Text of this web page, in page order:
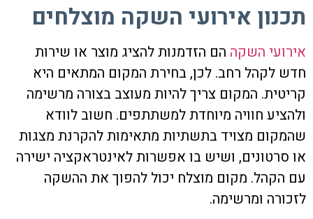
תכנון אירועי השקה מוצלחים
אירועי השקה הם הזדמנות להציג מוצר או שירות
חדש לקהל רחב. לכן, בחירת המקום המתאים היא
קריטית. המקום צריך להיות מעוצב בצורה מרשימה
ולהציע חוויה מיוחדת למשתתפים. חשוב לוודא
שהמקום מצויד בתשתיות מתאימות להקרנת מצגות
או סרטונים, ושיש בו אפשרות לאינטראקציה ישירה
עם הקהל. מקום מוצלח יכול להפוך את ההשקה
לזכורה ומרשימה.